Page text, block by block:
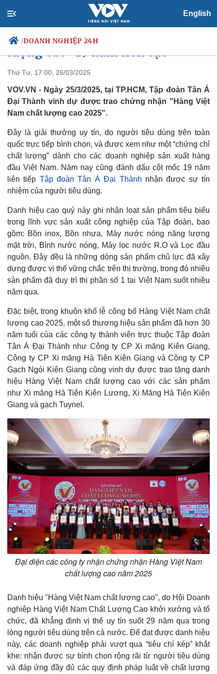
English
/DOANH NGHIỆP 24H
Chính trị
Đảng
Tổ chức nhân sự
Nhận diện sự thật
Xã hội
Tin 24h
Dấu ấn VOV
Việc làm
Biển đảo
Thế giới
Quan sát
Cuộc sống đó đây
Hồ sơ
Multimedia
Video
Ảnh
E-Magazine
Infographic
Tập đoàn Tân Á Đại Thành với
danh hiệu “Hàng Việt Nam chất
lượng cao” 19 năm liên tục
Thứ Tư, 17:00, 26/03/2025
VOV.VN - Ngày 25/3/2025, tại TP.HCM, Tập đoàn Tân Á
Đại Thành vinh dự được trao chứng nhận "Hàng Việt
Nam chất lượng cao 2025".
Đây là giải thưởng uy tín, do người tiêu dùng trên toàn
quốc trực tiếp bình chọn, và được xem như một “chứng chỉ
chất lượng” dành cho các doanh nghiệp sản xuất hàng
đầu Việt Nam. Năm nay cũng đánh dấu cột mốc 19 năm
liên tiếp Tập đoàn Tân Á Đại Thành nhận được sự tín
nhiệm của người tiêu dùng.
Danh hiệu cao quý này ghi nhận loạt sản phẩm tiêu biểu
trong lĩnh vực sản xuất công nghiệp của Tập đoàn, bao
gồm: Bồn inox, Bồn nhựa, Máy nước nóng năng lượng
mặt trời, Bình nước nóng, Máy lọc nước R.O và Lọc đầu
nguồn. Đây đều là những dòng sản phẩm chủ lực đã xây
dựng được vị thế vững chắc trên thị trường, trong đó nhiều
sản phẩm đã duy trì thị phần số 1 tại Việt Nam suốt nhiều
năm qua.
Đặc biệt, trong khuôn khổ lễ công bố Hàng Việt Nam chất
lượng cao 2025, một số thương hiệu sản phẩm đã hơn 30
năm tuổi của các công ty thành viên trực thuộc Tập đoàn
Tân Á Đại Thành như Công ty CP Xi măng Kiên Giang,
Công ty CP Xi măng Hà Tiên Kiên Giang và Công ty CP
Gạch Ngói Kiên Giang cũng vinh dự được trao tặng danh
hiệu Hàng Việt Nam chất lượng cao với các sản phẩm
như Xi măng Hà Tiên Kiên Lương, Xi Măng Hà Tiên Kiên
Giang và gạch Tuynel.
Đại diện các công ty nhận chứng nhận Hàng Việt Nam
chất lượng cao năm 2025
Danh hiệu "Hàng Việt Nam chất lượng cao", do Hội Doanh
nghiệp Hàng Việt Nam Chất Lượng Cao khởi xướng và tổ
chức, đã khẳng định vị thế uy tín suốt 29 năm qua trong
lòng người tiêu dùng trên cả nước. Để đạt được danh hiệu
này, các doanh nghiệp phải vượt qua “tiêu chí kép” khắt
khe: nhận được sự bình chọn rộng rãi từ người tiêu dùng
và đáp ứng đầy đủ các quy định pháp luật về chất lượng